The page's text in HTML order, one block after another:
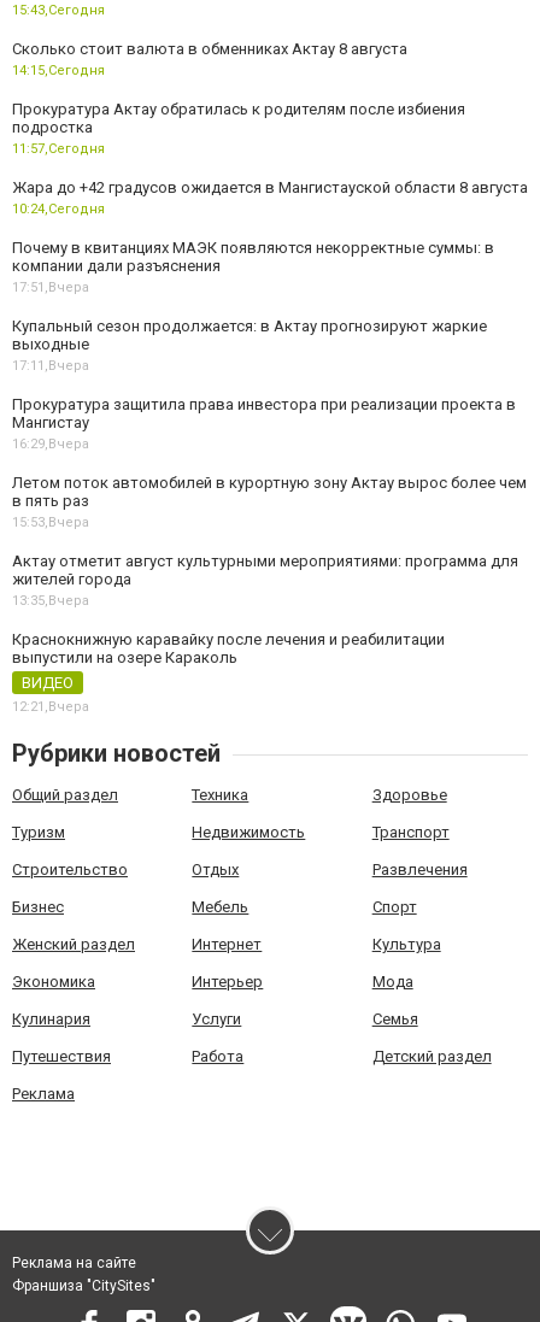
15:43,Сегодня
Сколько стоит валюта в обменниках Актау 8 августа
14:15,Сегодня
Прокуратура Актау обратилась к родителям после избиения
подростка
11:57,Сегодня
Жара до +42 градусов ожидается в Мангистауской области 8 августа
10:24,Сегодня
Почему в квитанциях МАЭК появляются некорректные суммы: в
компании дали разъяснения
17:51,Вчера
Купальный сезон продолжается: в Актау прогнозируют жаркие
выходные
17:11,Вчера
Прокуратура защитила права инвестора при реализации проекта в
Мангистау
16:29,Вчера
Летом поток автомобилей в курортную зону Актау вырос более чем
в пять раз
15:53,Вчера
Актау отметит август культурными мероприятиями: программа для
жителей города
13:35,Вчера
Краснокнижную каравайку после лечения и реабилитации
выпустили на озере Караколь
ВИДЕО
12:21,Вчера
Рубрики новостей
Общий раздел Техника Здоровье
Туризм Недвижимость Транспорт
Строительство Отдых Развлечения
Бизнес Мебель Спорт
Женский раздел Интернет Культура
Экономика Интерьер Мода
Кулинария Услуги Семья
Путешествия Работа Детский раздел
Реклама
Реклама на сайте
Франшиза "CitySites"